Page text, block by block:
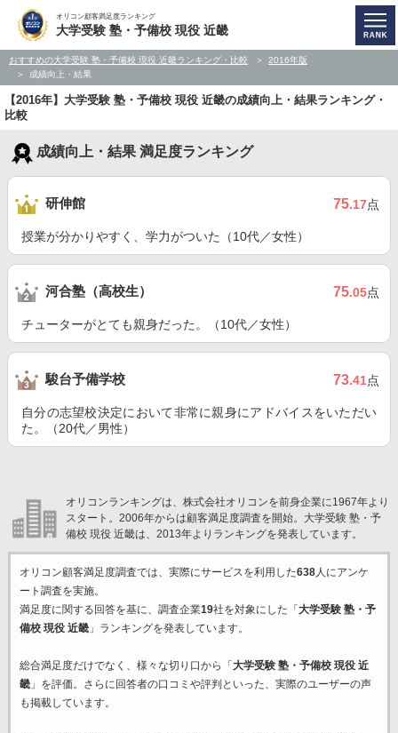
オリコン顧客満足度ランキング
大学受験 塾・予備校 現役 近畿
おすすめの大学受験 塾・予備校 現役 近畿ランキング・比較
2016年版
成績向上・結果
【2016年】大学受験 塾・予備校 現役 近畿の成績向上・結果ランキング・
比較
成績向上・結果 満足度ランキング
研伸館 75.17点
授業が分かりやすく、学力がついた（10代／女性）
河合塾（高校生） 75.05点
チューターがとても親身だった。（10代／女性）
駿台予備学校 73.41点
自分の志望校決定において非常に親身にアドバイスをいただい
た。（20代／男性）
オリコンランキングは、株式会社オリコンを前身企業に1967年より
スタート。2006年からは顧客満足度調査を開始。大学受験 塾・予
備校 現役 近畿は、2013年よりランキングを発表しています。
オリコン顧客満足度調査では、実際にサービスを利用した638人にアンケ
ート調査を実施。
満足度に関する回答を基に、調査企業19社を対象にした「 大学受験 塾・予
備校 現役 近畿」ランキングを発表しています。
総合満足度だけでなく、様々な切り口から「 大学受験 塾・予備校 現役 近
畿」を評価。さらに回答者の口コミや評判といった、実際のユーザーの声
も掲載しています。